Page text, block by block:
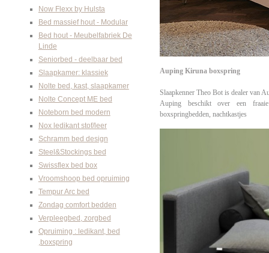
Now Flexx by Hulsta
Bed massief hout - Modular
Bed hout - Meubelfabriek De
Linde
Seniorbed - deelbaar bed
Slaapkamer: klassiek
Nolte bed, kast, slaapkamer
Nolte Concept ME bed
Noteborn bed modern
Nox ledikant stof/leer
Schramm bed design
Steel&Stockings bed
Swissflex bed box
Vroomshoop bed opruiming
Tempur Arc bed
Zondag comfort bedden
Verpleegbed, zorgbed
Opruiming : ledikant, bed
,boxspring
Auping Kiruna boxspring
Slaapkenner Theo Bot is dealer van
Auping beschikt over een
boxspringbedden, nachtkastjes